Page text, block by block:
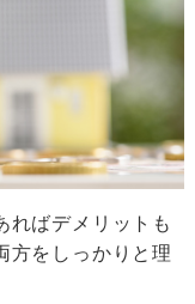
ればデメリットも
方をしっかりと理